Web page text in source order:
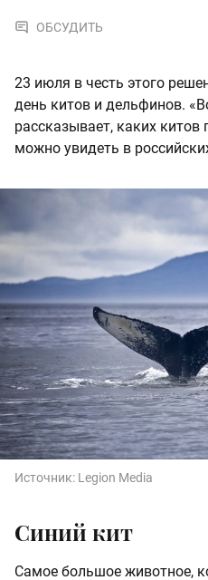
ОБСУДИТЬ
23 июля в честь этого
день китов и дельфинов.
рассказывает, каких китов
можно увидеть в
Источник: Legion Media
Синий кит
Самое большое животное,